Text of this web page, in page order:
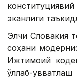
эканлиги
Элчи Словакия
соҳани
Ижтимоий
қўллаб-